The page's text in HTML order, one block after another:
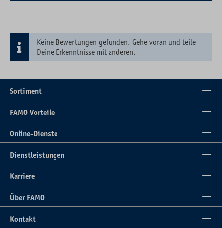
Keine Bewertungen gefunden. Gehe voran und teile
Deine Erkenntnisse mit anderen.
Sortiment
FAMO Vorteile
Online-Dienste
Dienstleistungen
Karriere
Über FAMO
Kontakt